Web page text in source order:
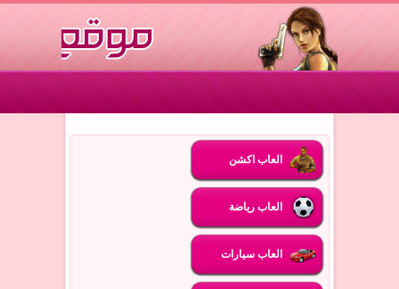
العاب اكشن
العاب رياضة
العاب سيارات